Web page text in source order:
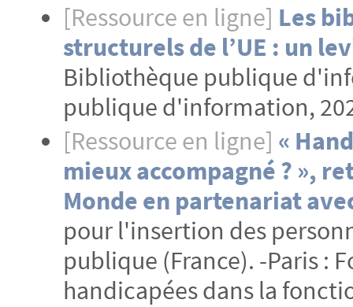
[Ressource en ligne] Les
structurels de l’UE : un
Bibliothèque publique
publique d'information,
[Ressource en ligne] «
mieux accompagné ? »,
Monde en partenariat
pour l'insertion des
publique (France). -Paris :
handicapées dans la